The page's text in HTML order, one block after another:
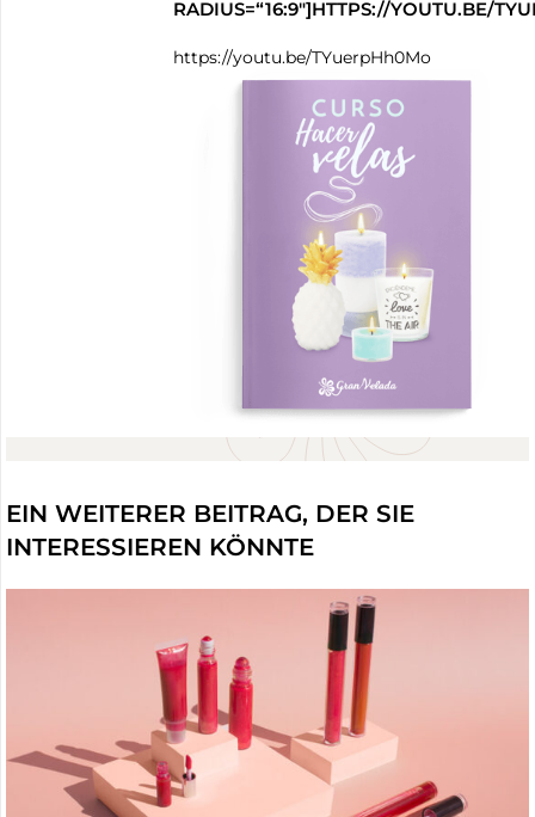
RADIUS=“16:9″]HTTPS://YOUTU.BE/
https://youtu.be/TYuerpHh0Mo
EIN WEITERER BEITRAG, DER SIE
INTERESSIEREN KÖNNTE